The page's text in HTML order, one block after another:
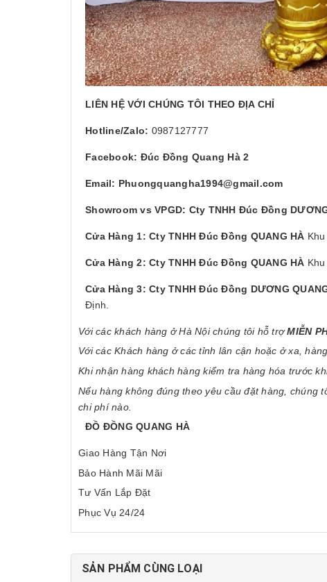
LIÊN HỆ VỚI CHÚNG TÔI THEO ĐỊA CHỈ
Hotline/Zalo: 0987127777
Facebook: Đúc Đồng Quang Hà 2
Email: Phuongquangha1994@gmail.com
Showroom vs VPGD: Cty TNHH Đúc Đồng
Cửa Hàng 1: Cty TNHH Đúc Đồng QUANG HÀ
Cửa Hàng 2: Cty TNHH Đúc Đồng QUANG HÀ
Cửa Hàng 3: Cty TNHH Đúc Đồng DƯƠNG
Định.
Với các khách hàng ở Hà Nội chúng tôi hỗ trợ MIỄN
Với các Khách hàng ở các tỉnh lân cận hoặc ở xa,
Khi nhận hàng khách hàng kiểm tra hàng hóa trước
Nếu hàng không đúng theo yêu cầu đặt hàng, chúng
chi phí nào.
ĐỒ ĐỒNG QUANG HÀ
Giao Hàng Tận Nơi
Bảo Hành Mãi Mãi
Tư Vấn Lắp Đặt
Phục Vụ 24/24
SẢN PHẨM CÙNG LOẠI